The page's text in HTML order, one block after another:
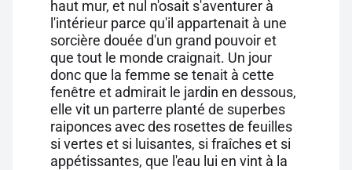
haut mur, et nul n'osait s'aventurer à
l'intérieur parce qu'il appartenait à une
sorcière douée d'un grand pouvoir et
que tout le monde craignait. Un jour
donc que la femme se tenait à cette
fenêtre et admirait le jardin en dessous,
elle vit un parterre planté de superbes
raiponces avec des rosettes de feuilles
si vertes et si luisantes, si fraîches et si
appétissantes, que l'eau lui en vint à la